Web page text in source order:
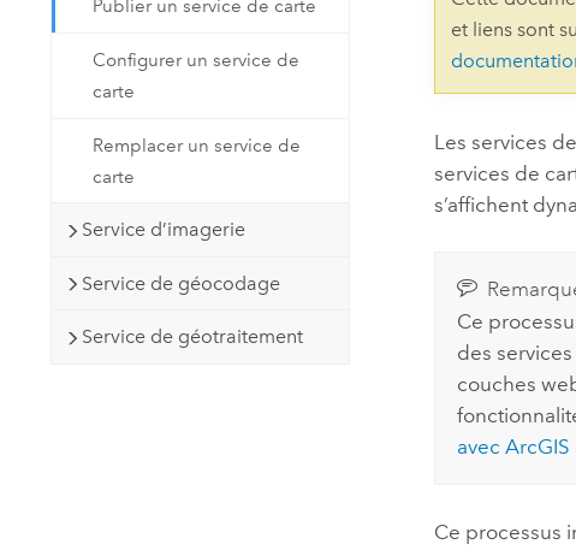
Créer des applications de
Ressources naturelles
Publier un service de carte
Configurer un service de
carte
Remplacer un service de
carte
Service d’imagerie
Service de géocodage
Service de géotraitement
et liens sont
Les services
services de
s’affichent
Ce
des
couches
avec ArcGIS
Ce processus